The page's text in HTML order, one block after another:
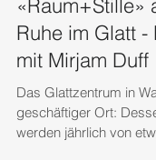
«Raum+Stille»
Ruhe im Glatt -
mit Mirjam Duff